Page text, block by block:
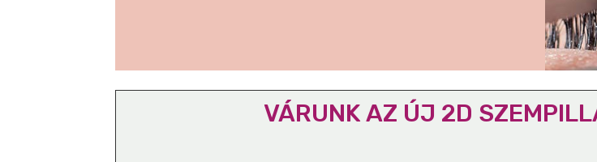
VÁRUNK AZ ÚJ 2D